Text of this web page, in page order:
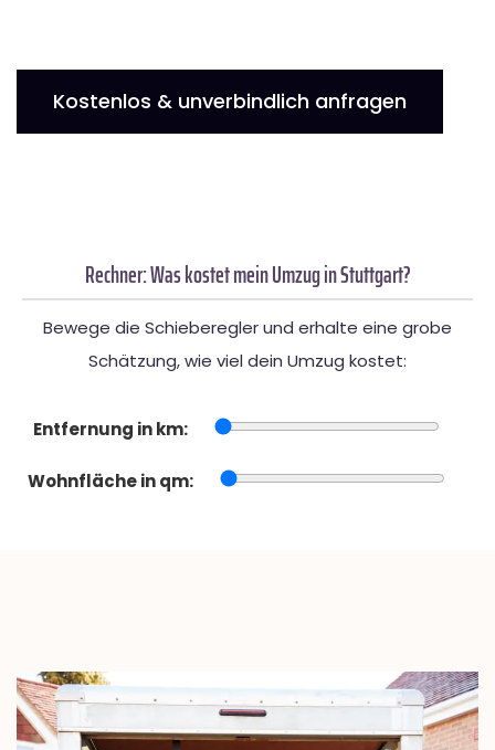
Kostenlos & unverbindlich anfragen
Rechner: Was kostet mein Umzug in Stuttgart?
Bewege die Schieberegler und erhalte eine grobe
Schätzung, wie viel dein Umzug kostet:
Entfernung in km:
Wohnfläche in qm: